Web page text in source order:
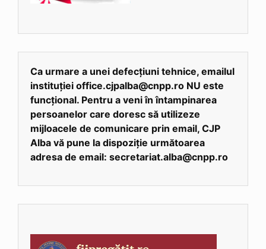
Ca urmare a unei defecțiuni tehnice, emailul
instituției office.cjpalba@cnpp.ro NU este
funcțional. Pentru a veni în întampinarea
persoanelor care doresc să utilizeze
mijloacele de comunicare prin email, CJP
Alba vă pune la dispoziție următoarea
adresa de email: secretariat.alba@cnpp.ro